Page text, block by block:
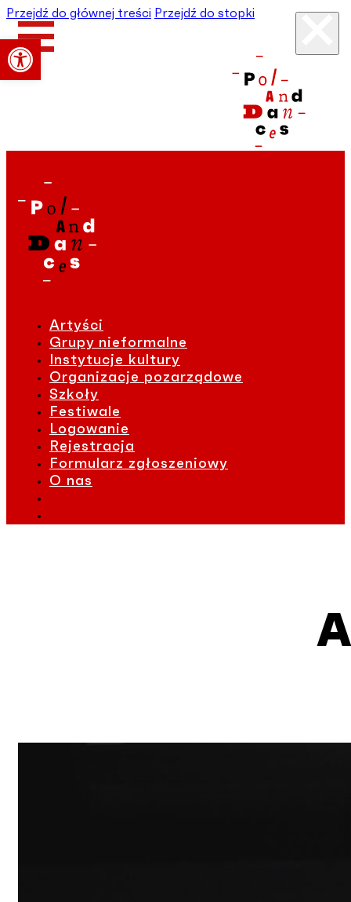
Otwórz pasek narzędzi
Przejdź do głównej treści Przejdź do stopki
Artyści
Grupy nieformalne
Instytucje kultury
Organizacje pozarządowe
Szkoły
Festiwale
Logowanie
Rejestracja
Formularz zgłoszeniowy
O nas